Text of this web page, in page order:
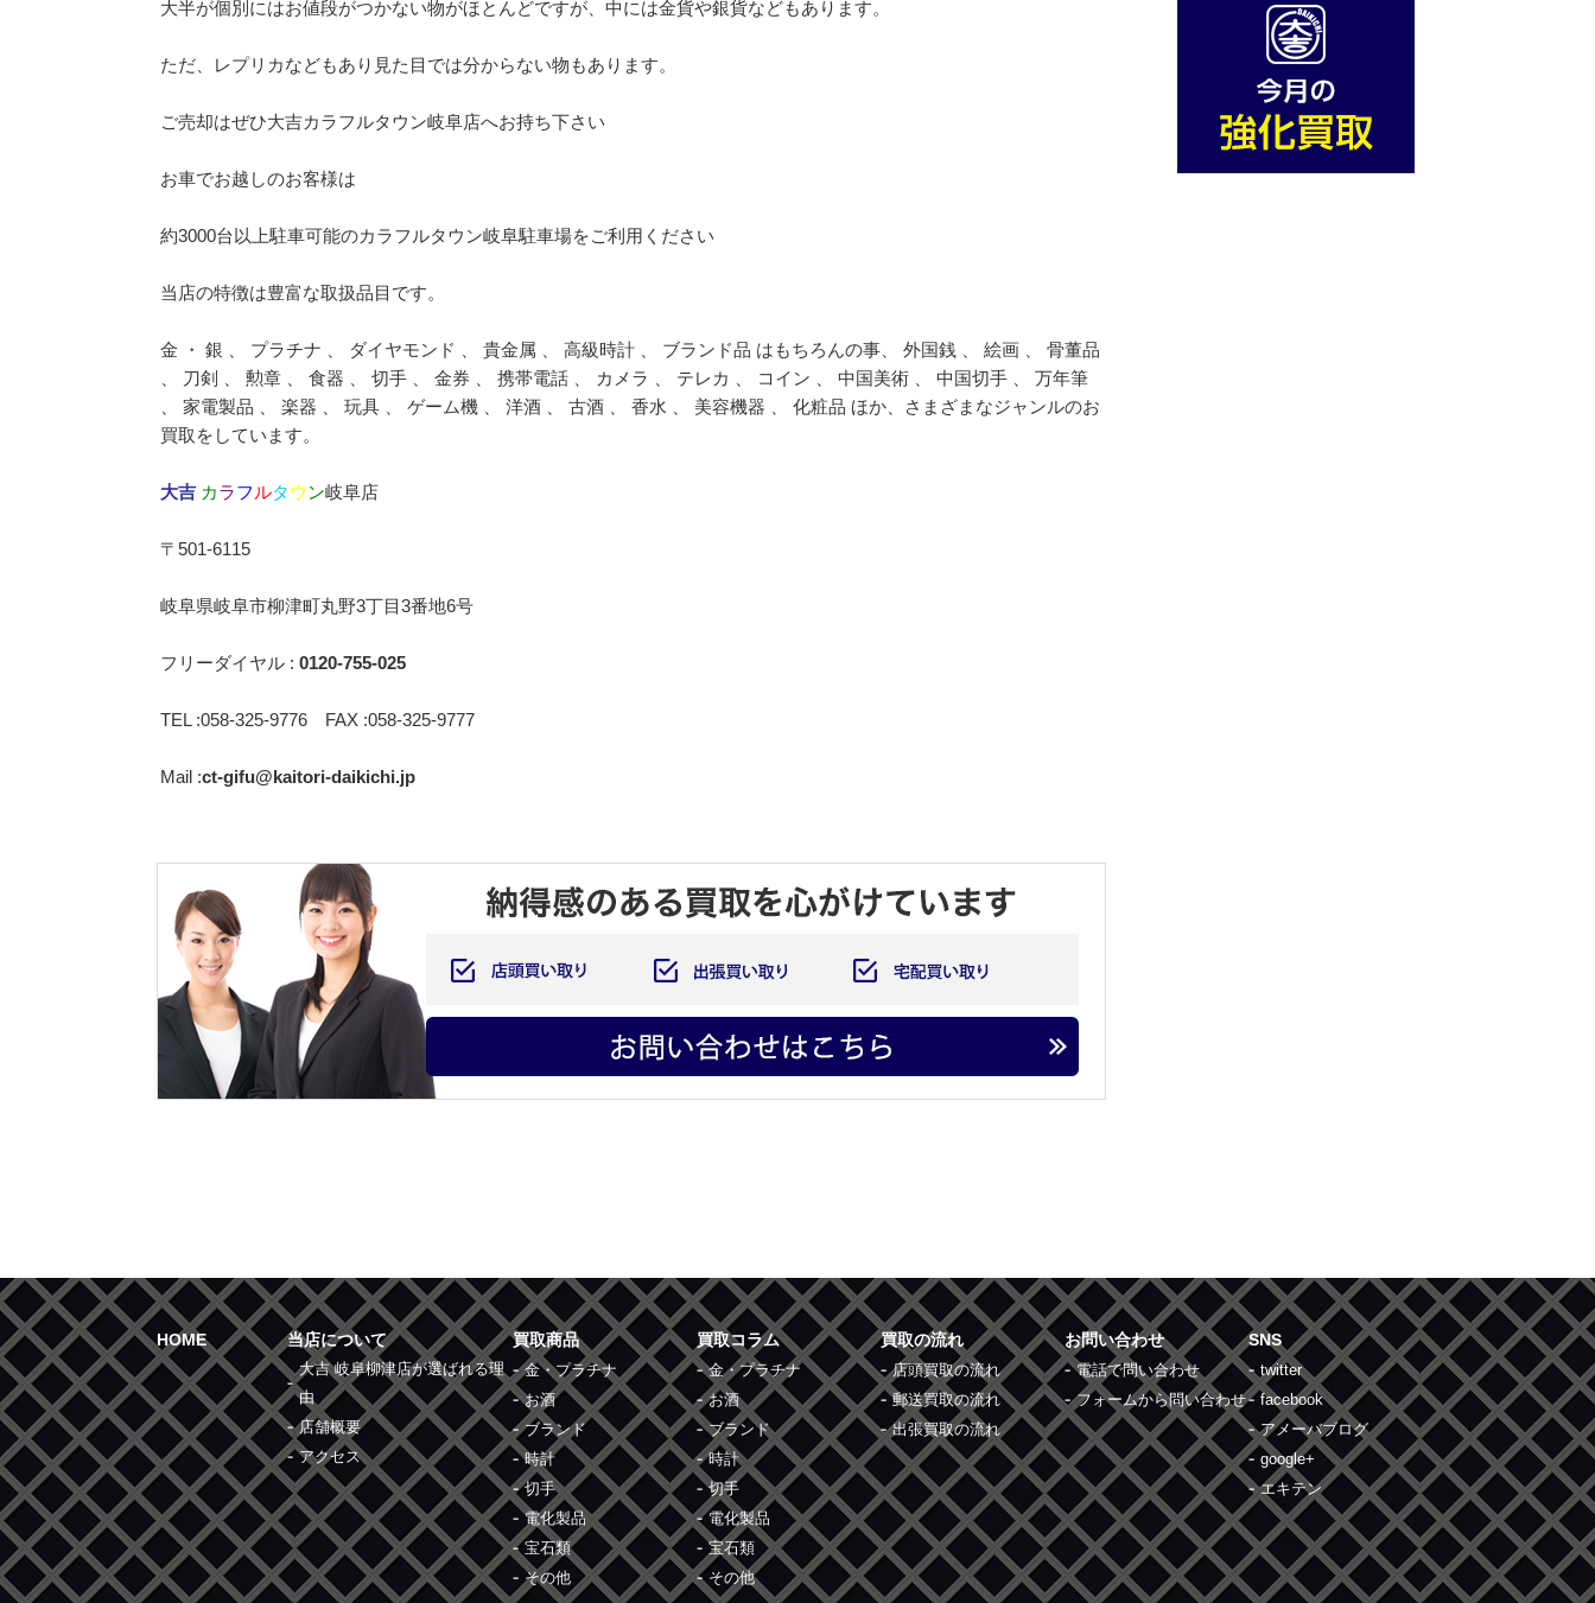
大半が個別にはお値段がつかない物がほとんどですが、中には金貨や銀貨などもあります。
ただ、レプリカなどもあり見た目では分からない物もあります。
ご売却はぜひ大吉カラフルタウン岐阜店へお持ち下さい
お車でお越しのお客様は
約3000台以上駐車可能のカラフルタウン岐阜駐車場をご利用ください
当店の特徴は豊富な取扱品目です。
金 ・ 銀 、 プラチナ 、 ダイヤモンド 、 貴金属 、 高級時計 、 ブランド品 はもちろんの事、 外国銭 、 絵画 、 骨董品
、 刀剣 、 勲章 、 食器 、 切手 、 金券 、 携帯電話 、 カメラ 、 テレカ 、 コイン 、 中国美術 、 中国切手 、 万年筆
、 家電製品 、 楽器 、 玩具 、 ゲーム機 、 洋酒 、 古酒 、 香水 、 美容機器 、 化粧品 ほか、さまざまなジャンルのお
買取をしています。
大吉 カラフ ルタウ ン岐阜店
〒501-6115
岐阜県岐阜市柳津町丸野3丁目3番地6号
フリーダイヤル : 0120-755-025
TEL :058-325-9776 FAX :058-325-9777
Mail :ct-gifu@kaitori-daikichi.jp
HOME 当店について
大吉 岐阜柳津店が選ばれる理
由
店舗概要
アクセス
買取商品
金・プラチナ
お酒
ブランド
時計
切手
電化製品
宝石類
その他
買取コラム
金・プラチナ
お酒
ブランド
時計
切手
電化製品
宝石類
その他
買取の流れ
店頭買取の流れ
郵送買取の流れ
出張買取の流れ
お問い合わせ
電話で問い合わせ
フォームから問い合わせ
SNS
twitter
facebook
アメーバブログ
google+
エキテン